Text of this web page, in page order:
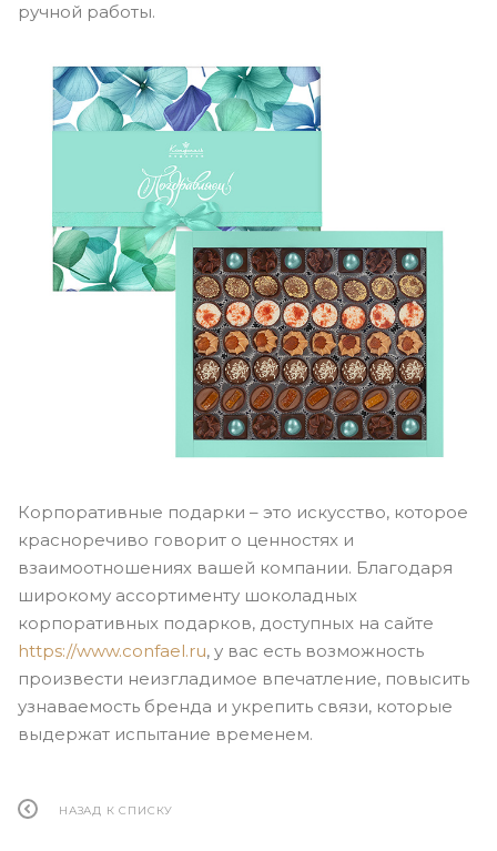
ручной работы.
Корпоративные подарки – это искусство, которое
красноречиво говорит о ценностях и
взаимоотношениях вашей компании. Благодаря
широкому ассортименту шоколадных
корпоративных подарков, доступных на сайте
https://www.confael.ru, у вас есть возможность
произвести неизгладимое впечатление, повысить
узнаваемость бренда и укрепить связи, которые
выдержат испытание временем.
НАЗАД К СПИСКУ